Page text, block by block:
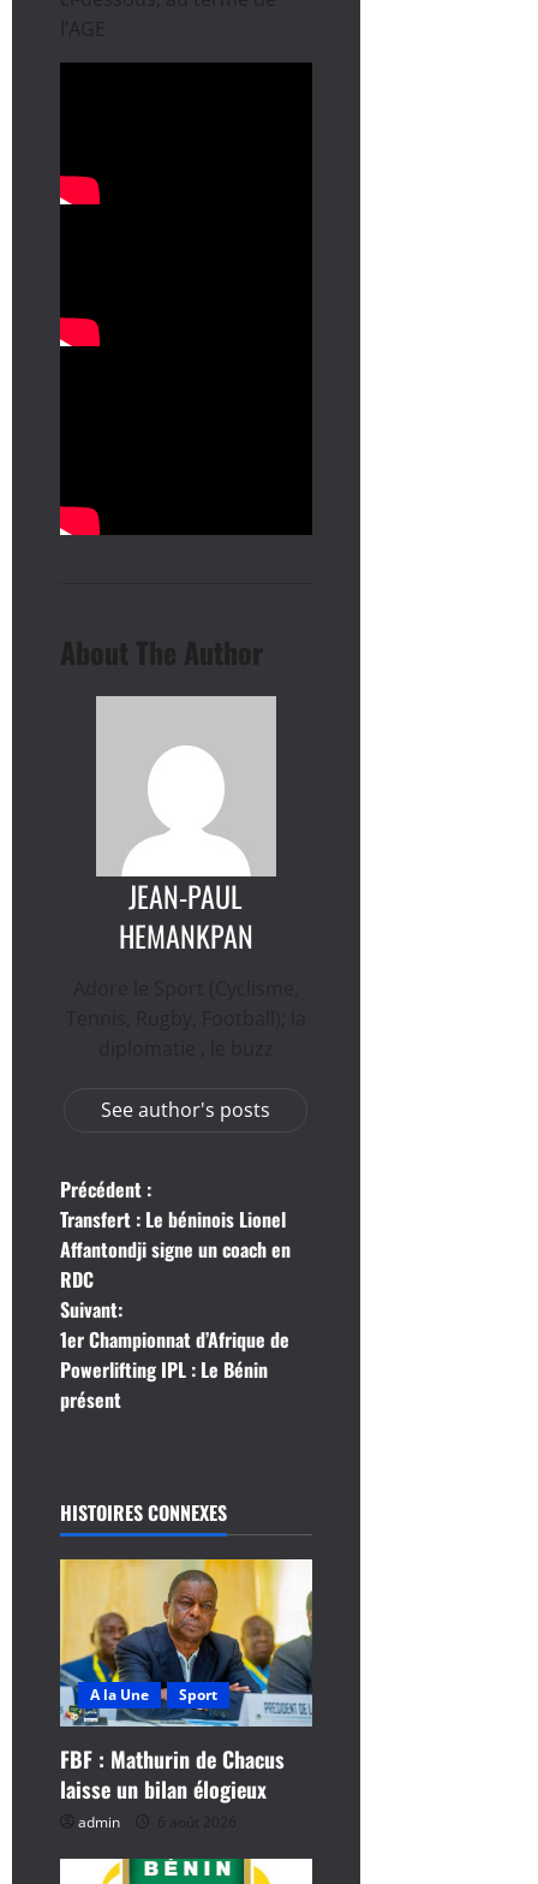
l’AGE
About The Author
JEAN-PAUL
HEMANKPAN
See author's posts
N
a
v
i
g
t
i
o
n
d
’
a
r
Précédent :
Transfert : Le béninois Lionel
Affantondji signe un coach en
RDC
Suivant:
1er Championnat d’Afrique de
Powerlifting IPL : Le Bénin
présent
HISTOIRES CONNEXES
A la Une Sport
FBF : Mathurin de Chacus
laisse un bilan élogieux
admin 6 août 2026